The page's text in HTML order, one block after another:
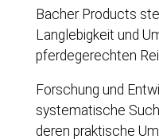
Bacher Products
Langlebigkeit und
pferdegerechten
Forschung und
systematische
deren praktische